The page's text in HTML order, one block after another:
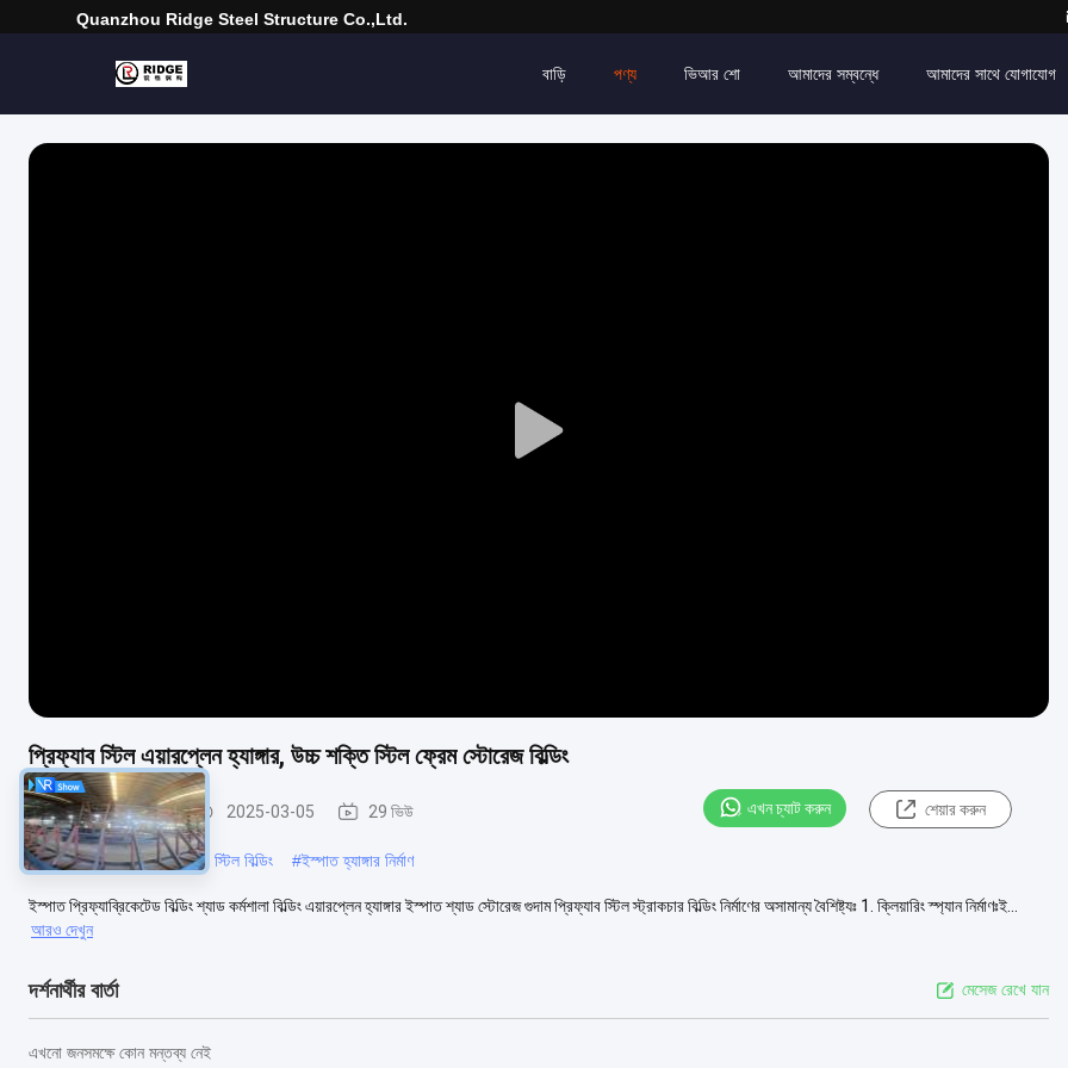
Quanzhou Ridge Steel Structure Co.,Ltd.
বাড়ি পণ্য ভিআর শো আমাদের সম্বন্ধে আমাদের সাথে যোগাযোগ
Play
প্রিফ্যাব স্টিল এয়ারপ্লেন হ্যাঙ্গার, উচ্চ শক্তি স্টিল ফ্রেম স্টোরেজ বিল্ডিং
ইস্পাত কাঠামো হ্যাঙ্গার 2025-03-05 29 ভিউ এখন চ্যাট করুন শেয়ার করুন
#মেটাল হ্যাঙ্গার বিল্ডিং #হ্যাঙ্গার স্টিল বিল্ডিং #ইস্পাত হ্যাঙ্গার নির্মাণ
ইস্পাত প্রিফ্যাব্রিকেটেড বিল্ডিং শ্যাড কর্মশালা বিল্ডিং এয়ারপ্লেন হ্যাঙ্গার ইস্পাত শ্যাড স্টোরেজ গুদাম প্রিফ্যাব স্টিল স্ট্রাকচার বিল্ডিং নির্মাণের অসামান্য বৈশিষ্ট্যঃ 1. ক্লিয়ারিং স্প্যান নির্মাণঃই...
আরও দেখুন
দর্শনার্থীর বার্তা মেসেজ রেখে যান
এখনো জনসমক্ষে কোন মন্তব্য নেই